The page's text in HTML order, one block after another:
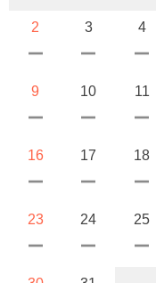
2 3 4
9 10 11
16 17 18
23 24 25